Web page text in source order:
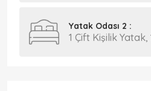
Yatak Odası 2 :
1 Çift Kişilik Yatak,